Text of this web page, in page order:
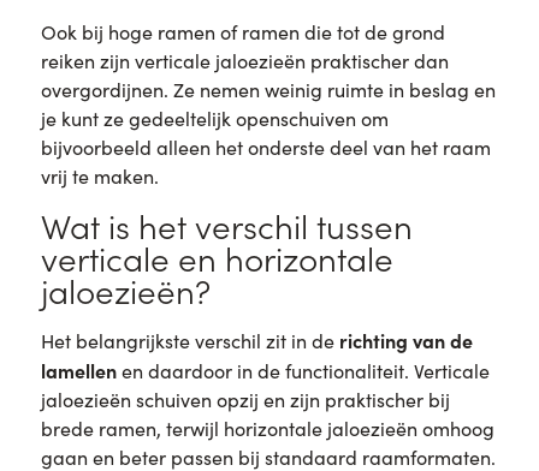
Ook bij hoge ramen of ramen die tot de grond
reiken zijn verticale jaloezieën praktischer dan
overgordijnen. Ze nemen weinig ruimte in beslag en
je kunt ze gedeeltelijk openschuiven om
bijvoorbeeld alleen het onderste deel van het raam
vrij te maken.
Wat is het verschil tussen
verticale en horizontale
jaloezieën?
Het belangrijkste verschil zit in de richting van de
lamellenen daardoor in de functionaliteit. Verticale
jaloezieën schuiven opzij en zijn praktischer bij
brede ramen, terwijl horizontale jaloezieën omhoog
gaan en beter passen bij standaard raamformaten.